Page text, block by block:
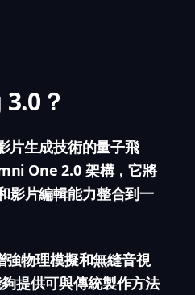
？
片生成技術的量子飛
One 2.0 架構，它將
影片編輯能力整合到一
強物理模擬和無縫音視
提供可與傳統製作方法